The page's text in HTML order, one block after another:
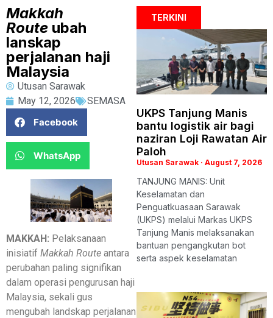
Makkah
Route ubah
lanskap
perjalanan haji
Malaysia
Utusan Sarawak
May 12, 2026
SEMASA
Facebook
WhatsApp
MAKKAH: Pelaksanaan
inisiatif Makkah Route antara
perubahan paling signifikan
dalam operasi pengurusan haji
Malaysia, sekali gus
mengubah landskap perjalanan
TERKINI
UKPS Tanjung Manis
bantu logistik air bagi
naziran Loji Rawatan Air
Paloh
Utusan Sarawak August 7, 2026
TANJUNG MANIS: Unit
Keselamatan dan
Penguatkuasaan Sarawak
(UKPS) melalui Markas UKPS
Tanjung Manis melaksanakan
bantuan pengangkutan bot
serta aspek keselamatan